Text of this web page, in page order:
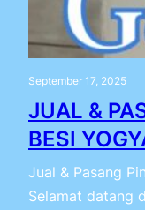
September 17, 2025
JUAL &
BESI
Jual & Pasang
Selamat datang